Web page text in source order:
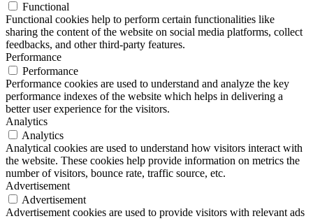
Functional
Functional cookies help to perform certain functionalities like
sharing the content of the website on social media platforms, collect
feedbacks, and other third-party features.
Performance
Performance
Performance cookies are used to understand and analyze the key
performance indexes of the website which helps in delivering a
better user experience for the visitors.
Analytics
Analytics
Analytical cookies are used to understand how visitors interact with
the website. These cookies help provide information on metrics the
number of visitors, bounce rate, traffic source, etc.
Advertisement
Advertisement
Advertisement cookies are used to provide visitors with relevant ads